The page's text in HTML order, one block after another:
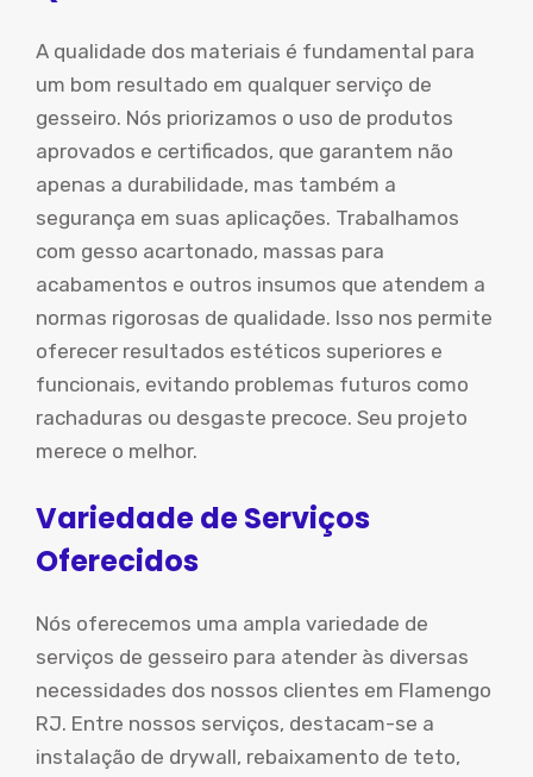
A qualidade dos materiais é fundamental para
um bom resultado em qualquer serviço de
gesseiro. Nós priorizamos o uso de produtos
aprovados e certificados, que garantem não
apenas a durabilidade, mas também a
segurança em suas aplicações. Trabalhamos
com gesso acartonado, massas para
acabamentos e outros insumos que atendem a
normas rigorosas de qualidade. Isso nos permite
oferecer resultados estéticos superiores e
funcionais, evitando problemas futuros como
rachaduras ou desgaste precoce. Seu projeto
merece o melhor.
Variedade de Serviços
Oferecidos
Nós oferecemos uma ampla variedade de
serviços de gesseiro para atender às diversas
necessidades dos nossos clientes em Flamengo
RJ. Entre nossos serviços, destacam-se a
instalação de drywall, rebaixamento de teto,